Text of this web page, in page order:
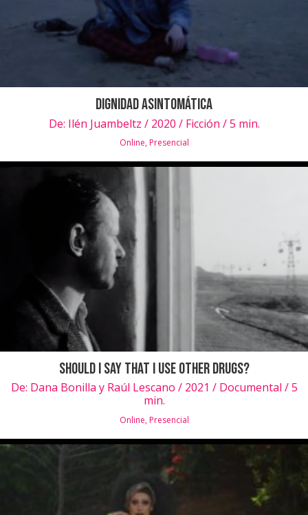
Dignidad Asintomática
De: Ilén Juambeltz / 2020 / Ficción / 5 min.
Online, Presencial
Should I say that I use other drugs?
De: Dana Bonilla y Raúl Lescano / 2021 / Documental / 5
min.
Online, Presencial